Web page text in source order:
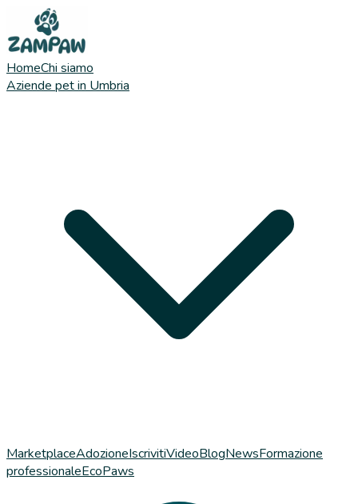
HomeChi siamo
Aziende pet in Umbria
MarketplaceAdozioneIscrivitiVideoBlogNewsFormazione
professionaleEcoPaws